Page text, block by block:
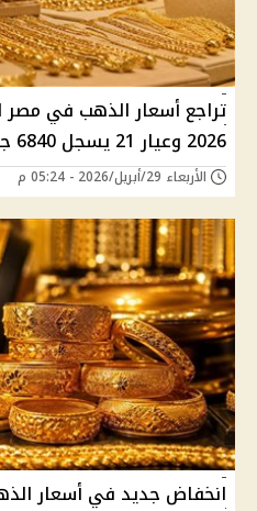
2026 وعيار 21 يسجل 6840 جنيهًا
الأربعاء 29/أبريل/2026 - 05:24 م